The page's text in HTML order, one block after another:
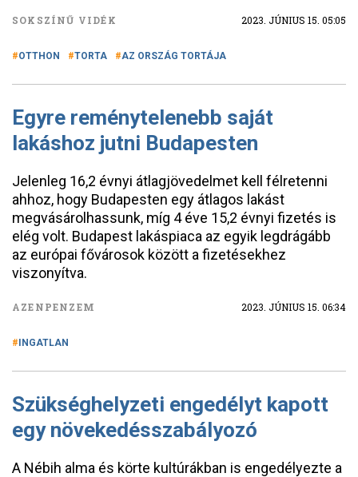
SOKSZÍNŰ VIDÉK 2023. JÚNIUS 15. 05:05
OTTHON TORTA AZ ORSZÁG TORTÁJA
Egyre reménytelenebb saját
lakáshoz jutni Budapesten
Jelenleg 16,2 évnyi átlagjövedelmet kell félretenni
ahhoz, hogy Budapesten egy átlagos lakást
megvásárolhassunk, míg 4 éve 15,2 évnyi fizetés is
elég volt. Budapest lakáspiaca az egyik legdrágább
az európai fővárosok között a fizetésekhez
viszonyítva.
AZENPENZEM 2023. JÚNIUS 15. 06:34
INGATLAN
Szükséghelyzeti engedélyt kapott
egy növekedésszabályozó
A Nébih alma és körte kultúrákban is engedélyezte a